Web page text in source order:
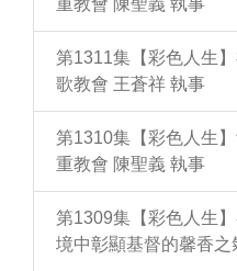
重教會 陳聖義 執事
第1311集【彩色人生
歌教會 王蒼祥 執事
第1310集【彩色人生
重教會 陳聖義 執事
第1309集【彩色人生
境中彰顯基督的馨香之